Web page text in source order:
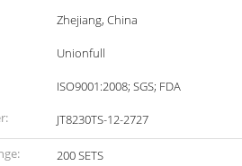
Zhejiang, China
Unionfull
ISO9001:2008; SGS; FDA
JT8230TS-12-2727
200 SETS